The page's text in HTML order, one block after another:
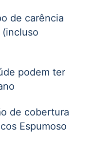
de carência
podem ter
de cobertura
Espumoso